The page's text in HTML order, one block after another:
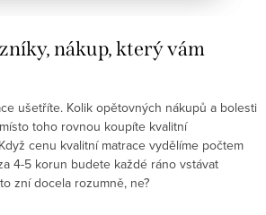
nákup, který vám
ušetříte. Kolik opětovných nákupů a bolesti
toho rovnou koupíte kvalitní
cenu kvalitní matrace vydělíme počtem
4-5 korun budete každé ráno vstávat
zní docela rozumně, ne?